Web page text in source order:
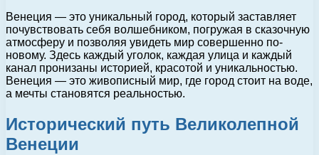
Венеция — это уникальный город, который заставляет
почувствовать себя волшебником, погружая в сказочную
атмосферу и позволяя увидеть мир совершенно по-
новому. Здесь каждый уголок, каждая улица и каждый
канал пронизаны историей, красотой и уникальностью.
Венеция — это живописный мир, где город стоит на воде,
а мечты становятся реальностью.
Исторический путь Великолепной
Венеции